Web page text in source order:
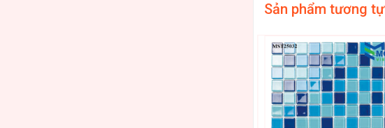
Sản phẩm tương tự